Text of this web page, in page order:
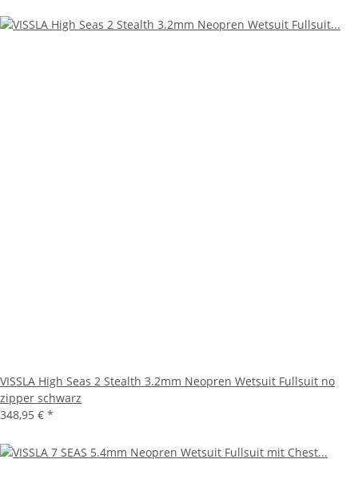
VISSLA High Seas 2 Stealth 3.2mm Neopren Wetsuit Fullsuit no
zipper schwarz
348,95 € *